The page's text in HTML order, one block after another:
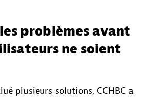
problèmes avant
ne soient
plusieurs solutions, CCHBC a